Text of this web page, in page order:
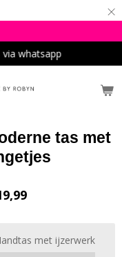
×
whatsapp
tas met
met ijzerwerk